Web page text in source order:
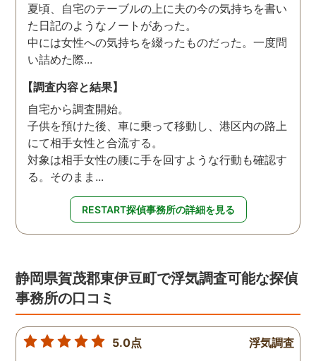
夏頃、自宅のテーブルの上に夫の今の気持ちを書い
た日記のようなノートがあった。
中には女性への気持ちを綴ったものだった。一度問
い詰めた際...
【調査内容と結果】
自宅から調査開始。
子供を預けた後、車に乗って移動し、港区内の路上
にて相手女性と合流する。
対象は相手女性の腰に手を回すような行動も確認す
る。そのまま...
RESTART探偵事務所の詳細を見る
静岡県賀茂郡東伊豆町で浮気調査可能な探偵
事務所の口コミ
5.0点 浮気調査